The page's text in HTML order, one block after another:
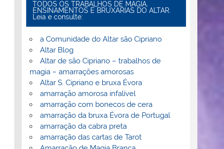
TODOS OS TRABALHOS DE MAGIA,
ENSINAMENTOS E BRUXARIAS DO ALTAR.
Leia e consulte:
a Comunidade do Altar são Cipriano
Altar Blog
Altar de são Cipriano – trabalhos de
magia – amarrações amorosas
Altar S. Cipriano e bruxa Évora
amarração amorosa infalível
amarração com bonecos de cera
amarração da bruxa Évora de Portugal
amarração da cabra preta
amarração das cartas de Tarot